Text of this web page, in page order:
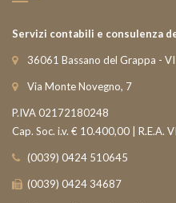
Servizi contabili e consulenza
36061 Bassano del Grappa - VI
Via Monte Novegno, 7
P.IVA 02172180248
Cap. Soc. i.v. € 10.400,00 | R.E.A.
(0039) 0424 510645
(0039) 0424 34687